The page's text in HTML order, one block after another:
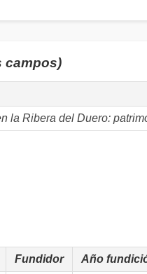
campos)
la Ribera del Duero:
Fundidor Año